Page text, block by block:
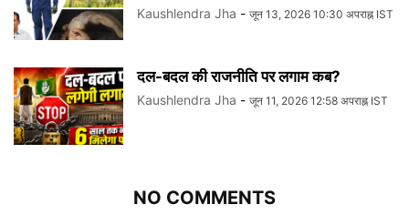
Kaushlendra Jha - जून 13, 2026 10:30 अपराह्न IST
दल-बदल की राजनीति पर लगाम कब?
Kaushlendra Jha - जून 11, 2026 12:58 अपराह्न IST
NO COMMENTS